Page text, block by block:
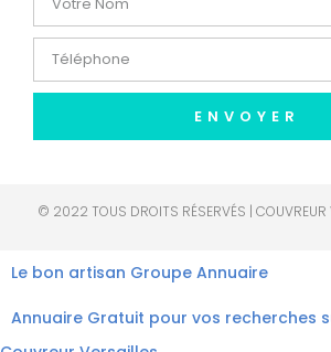
ENVOYER
© 2022 TOUS DROITS RÉSERVÉS |
Le bon artisan Groupe Annuaire
Annuaire Gratuit pour vos recherches